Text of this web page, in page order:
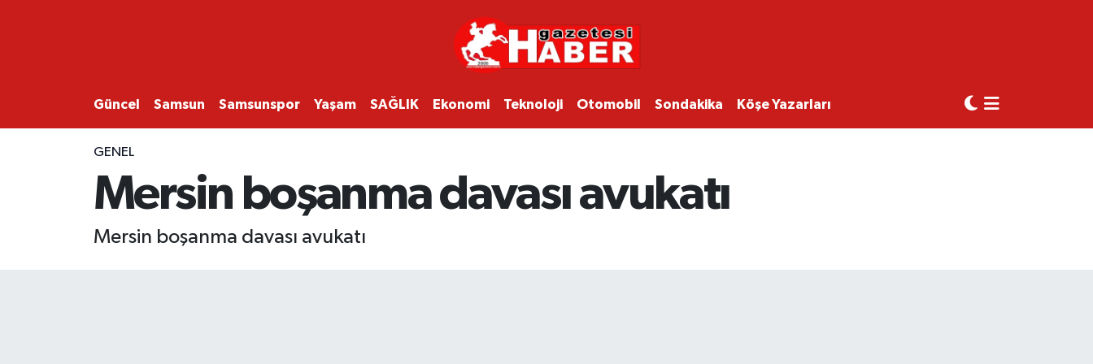
Güncel Samsun Samsunspor Yaşam SAĞLIK Ekonomi Teknoloji Otomobil Sondakika Köşe Yazarları
GENEL
Mersin boşanma davası avukatı
Mersin boşanma davası avukatı
SAMSUN
SAMSUNSPOR
EKONOMİ